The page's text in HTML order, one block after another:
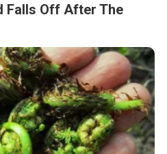
Falls Off After The